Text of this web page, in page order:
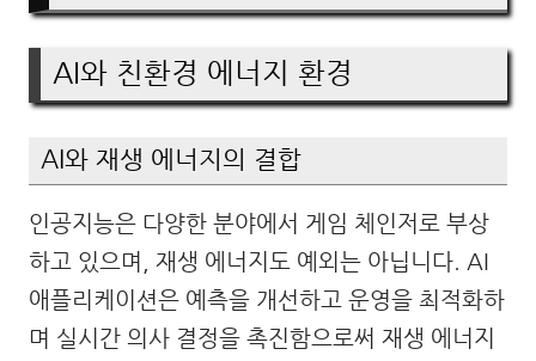
AI와 친환경 에너지 환경
AI와 재생 에너지의 결합
인공지능은 다양한 분야에서 게임 체인저로 부상
하고 있으며, 재생 에너지도 예외는 아닙니다. AI
애플리케이션은 예측을 개선하고 운영을 최적화하
며 실시간 의사 결정을 촉진함으로써 재생 에너지